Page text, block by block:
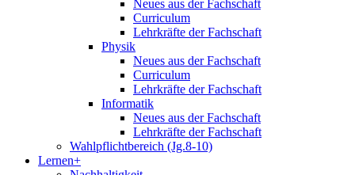
Neues aus der Fachschaft
Curriculum
Lehrkräfte der Fachschaft
Physik
Neues aus der Fachschaft
Curriculum
Lehrkräfte der Fachschaft
Informatik
Neues aus der Fachschaft
Lehrkräfte der Fachschaft
Wahlpflichtbereich (Jg.8-10)
Lernen+